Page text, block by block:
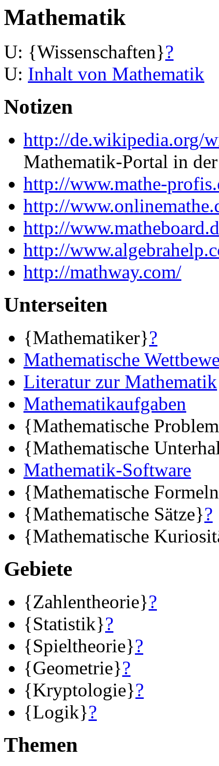
Mathematik
U: {Wissenschaften}?
U: Inhalt von Mathematik
Notizen
http://de.wikipedia.org/
Mathematik-Portal in
http://www.mathe-
http://
http://
http://
http://mathway.com/
Unterseiten
{Mathematiker}?
Mathematische
Literatur zur Mathematik
Mathematikaufgaben
{Mathematische
{Mathematische
Mathematik-Software
{Mathematische
{Mathematische Sätze}?
{Mathematische
Gebiete
{Zahlentheorie}?
{Statistik}?
{Spieltheorie}?
{Geometrie}?
{Kryptologie}?
{Logik}?
Themen